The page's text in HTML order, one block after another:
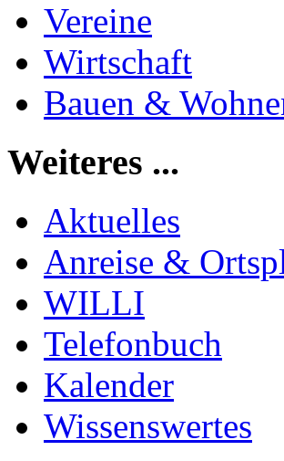
Vereine
Wirtschaft
Bauen &
Weiteres ...
Aktuelles
Anreise &
WILLI
Telefonbuch
Kalender
Wissenswertes